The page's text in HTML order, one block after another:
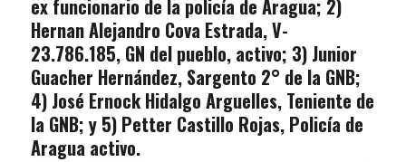
ex funcionario de la policía de Aragua; 2)
Hernan Alejandro Cova Estrada, V-
23.786.185, GN del pueblo, activo; 3) Junior
Guacher Hernández, Sargento 2° de la GNB;
4) José Ernock Hidalgo Arguelles, Teniente de
la GNB; y 5) Petter Castillo Rojas, Policía de
Aragua activo.